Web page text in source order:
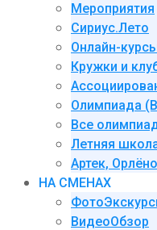
Мероприятия
Сириус.Лето
Онлайн-
Кружки и
Олимпиада
Все
Летняя
Артек,
НА СМЕНАХ
ВидеоОбзор